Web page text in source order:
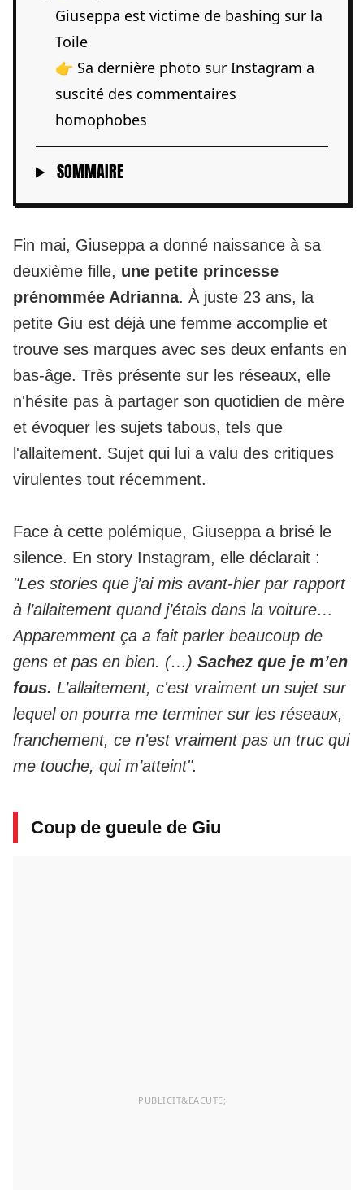
Giuseppa est victime de bashing sur la
Toile
👉 Sa dernière photo sur Instagram a
suscité des commentaires
homophobes
SOMMAIRE
Fin mai, Giuseppa a donné naissance à sa
deuxième fille, une petite princesse
prénommée Adrianna. À juste 23 ans, la
petite Giu est déjà une femme accomplie et
trouve ses marques avec ses deux enfants en
bas-âge. Très présente sur les réseaux, elle
n'hésite pas à partager son quotidien de mère
et évoquer les sujets tabous, tels que
l'allaitement. Sujet qui lui a valu des critiques
virulentes tout récemment.
Face à cette polémique, Giuseppa a brisé le
silence. En story Instagram, elle déclarait :
"Les stories que j’ai mis avant-hier par rapport
à l’allaitement quand j’étais dans la voiture…
Apparemment ça a fait parler beaucoup de
gens et pas en bien. (…) Sachez que je m’en
fous. L’allaitement, c'est vraiment un sujet sur
lequel on pourra me terminer sur les réseaux,
franchement, ce n'est vraiment pas un truc qui
me touche, qui m’atteint".
Coup de gueule de Giu